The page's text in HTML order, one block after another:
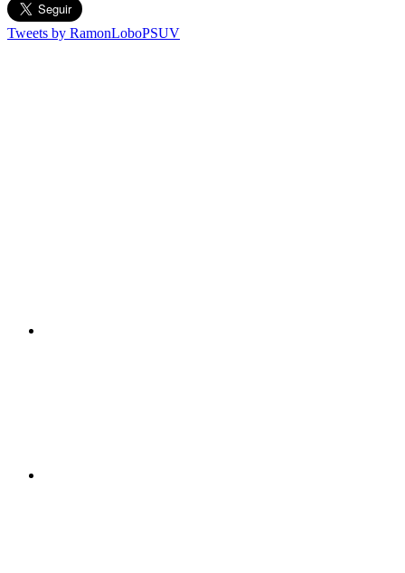
Tweets by RamonLoboPSUV